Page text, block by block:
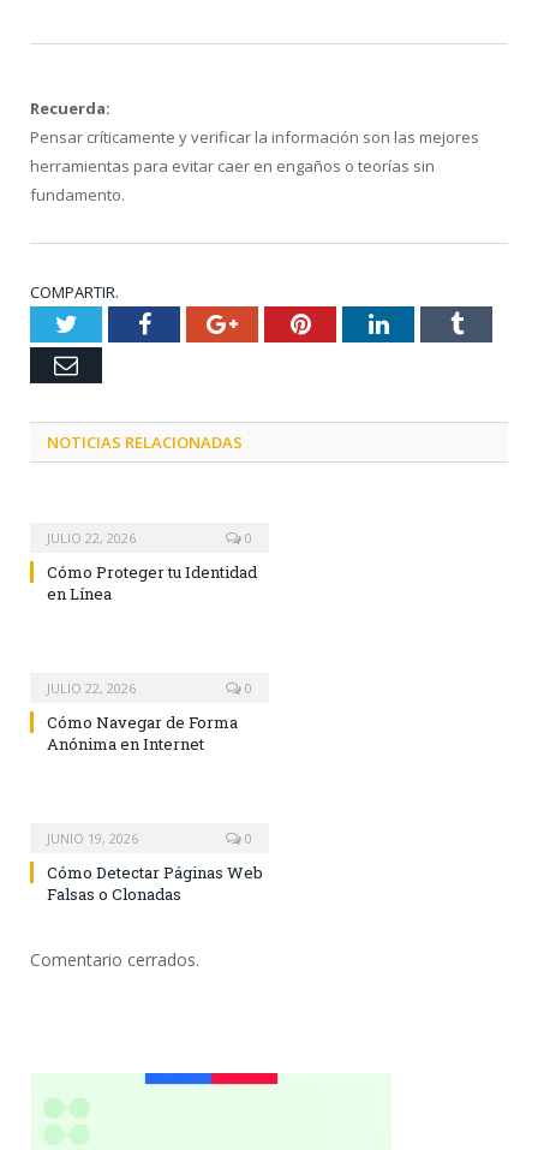
Recuerda:
Pensar críticamente y verificar la información son las mejores
herramientas para evitar caer en engaños o teorías sin
fundamento.
COMPARTIR.
TwitterFacebookGoogle+PinterestLinkedInTumblr
Email
NOTICIAS RELACIONADAS
JULIO 22, 2026 0
Cómo Proteger tu Identidad
en Línea
JULIO 22, 2026 0
Cómo Navegar de Forma
Anónima en Internet
JUNIO 19, 2026 0
Cómo Detectar Páginas Web
Falsas o Clonadas
Comentario cerrados.